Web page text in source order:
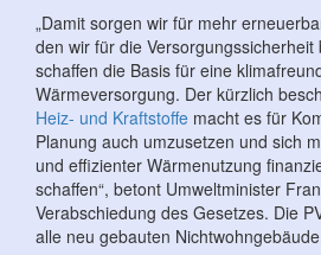
„Damit sorgen wir für mehr
den wir für die
schaffen die Basis für eine
Wärmeversorgung. Der kürzlich
Heiz- und Kraftstoffe macht es für
Planung auch umzusetzen und sich
und effizienter Wärmenutzung
schaffen“, betont Umweltminister
Verabschiedung des Gesetzes. Die
alle neu gebauten